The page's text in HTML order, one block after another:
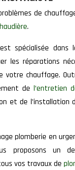
de
.
spécialisée dans
les réparations
votre chauffage.
de l’entretien
et de l’installation
plomberie en
proposons un
vos travaux de